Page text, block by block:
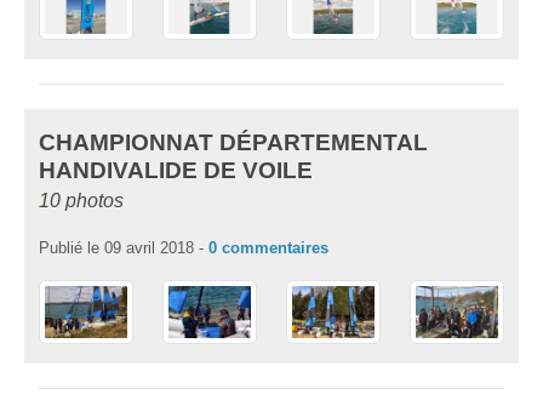
CHAMPIONNAT DÉPARTEMENTAL
HANDIVALIDE DE VOILE
10 photos
Publié le 09 avril 2018 - 0 commentaires